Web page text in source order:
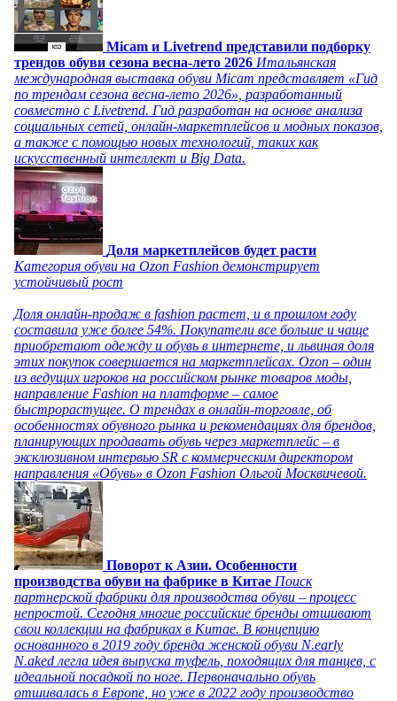
Micam и Livetrend представили подборку
трендов обуви сезона весна-лето 2026 Итальянская
международная выставка обуви Micam представляет «Гид
по трендам сезона весна-лето 2026», разработанный
совместно с Livetrend. Гид разработан на основе анализа
социальных сетей, онлайн-маркетплейсов и модных показов,
а также с помощью новых технологий, таких как
искусственный интеллект и Big Data.
Доля маркетплейсов будет расти
Категория обуви на Ozon Fashion демонстрирует
устойчивый рост
Доля онлайн-продаж в fashion растет, и в прошлом году
составила уже более 54%. Покупатели все больше и чаще
приобретают одежду и обувь в интернете, и львиная доля
этих покупок совершается на маркетплейсах. Ozon – один
из ведущих игроков на российском рынке товаров моды,
направление Fashion на платформе – самое
быстрорастущее. О трендах в онлайн-торговле, об
особенностях обувного рынка и рекомендациях для брендов,
планирующих продавать обувь через маркетплейс – в
эксклюзивном интервью SR с коммерческим директором
направления «Обувь» в Ozon Fashion Ольгой Москвичевой.
Поворот к Азии. Особенности
производства обуви на фабрике в Китае Поиск
партнерской фабрики для производства обуви – процесс
непростой. Сегодня многие российские бренды отшивают
свои коллекции на фабриках в Китае. В концепцию
основанного в 2019 году бренда женской обуви N.early
N.aked легла идея выпуска туфель, походящих для танцев, с
идеальной посадкой по ноге. Первоначально обувь
отшивалась в Европе, но уже в 2022 году производство